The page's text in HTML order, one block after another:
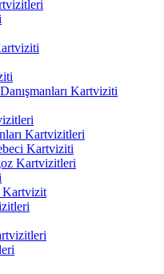
Kartviziti
Kartvizitleri
Kartviziti
Kartvizitleri
Kartvizit